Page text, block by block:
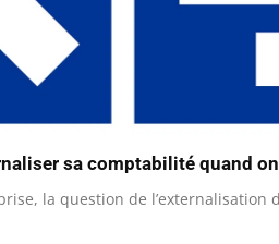
sa comptabilité quand
la question de l’externalisation